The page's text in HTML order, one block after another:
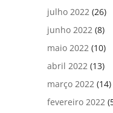
julho 2022 (26)
junho 2022 (8)
maio 2022 (10)
abril 2022 (13)
março 2022 (14)
fevereiro 2022